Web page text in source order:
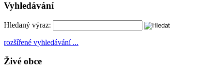
Vyhledávání
Hledaný výraz:
rozšířené vyhledávání ...
Živé obce